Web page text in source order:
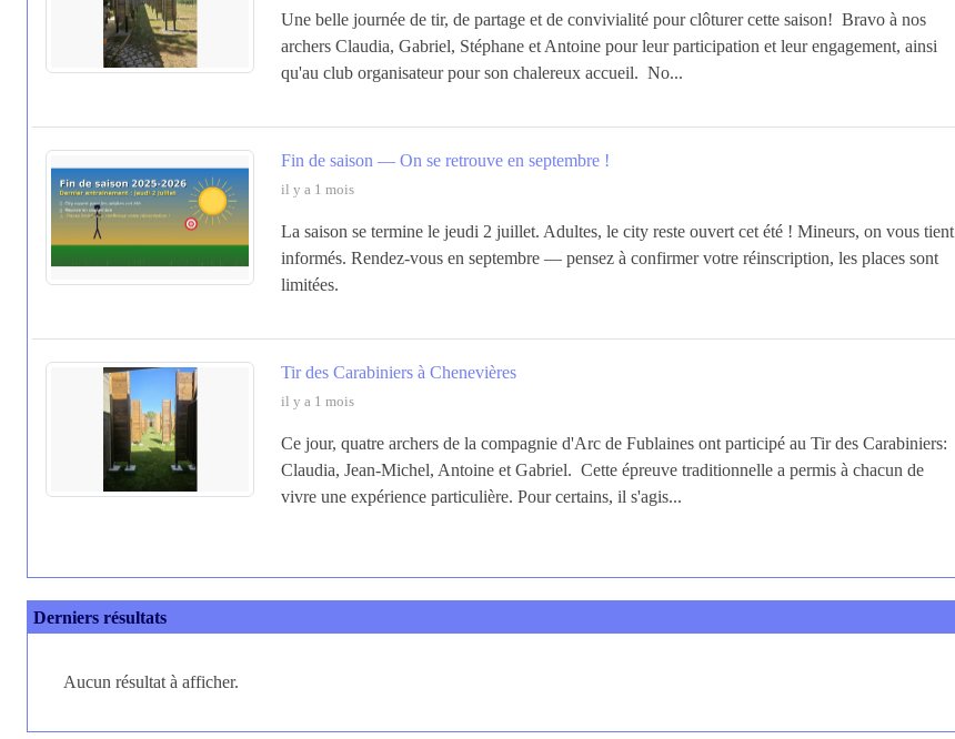
Une belle journée de tir, de partage et de convivialité pour clôturer cette saison! Bravo à nos
archers Claudia, Gabriel, Stéphane et Antoine pour leur participation et leur engagement, ainsi
qu'au club organisateur pour son chalereux accueil. No...
Fin de saison — On se retrouve en septembre !
il y a 1 mois
La saison se termine le jeudi 2 juillet. Adultes, le city reste ouvert cet été ! Mineurs, on vous tient
informés. Rendez-vous en septembre — pensez à confirmer votre réinscription, les places sont
limitées.
Tir des Carabiniers à Chenevières
il y a 1 mois
Ce jour, quatre archers de la compagnie d'Arc de Fublaines ont participé au Tir des Carabiniers:
Claudia, Jean-Michel, Antoine et Gabriel. Cette épreuve traditionnelle a permis à chacun de
vivre une expérience particulière. Pour certains, il s'agis...
Derniers résultats
Aucun résultat à afficher.